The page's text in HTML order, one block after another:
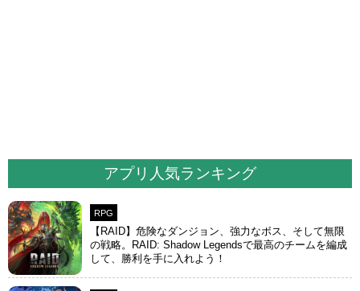
アプリ人気ランキング
RPG
【RAID】危険なダンジョン、強力なボス、そして無限
の戦略。RAID: Shadow Legendsで最高のチームを編成
して、勝利を手に入れよう！